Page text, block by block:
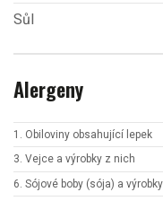
Sůl
Alergeny
1. Obiloviny obsahující lepek
3. Vejce a výrobky z nich
6. Sójové boby (sója) a